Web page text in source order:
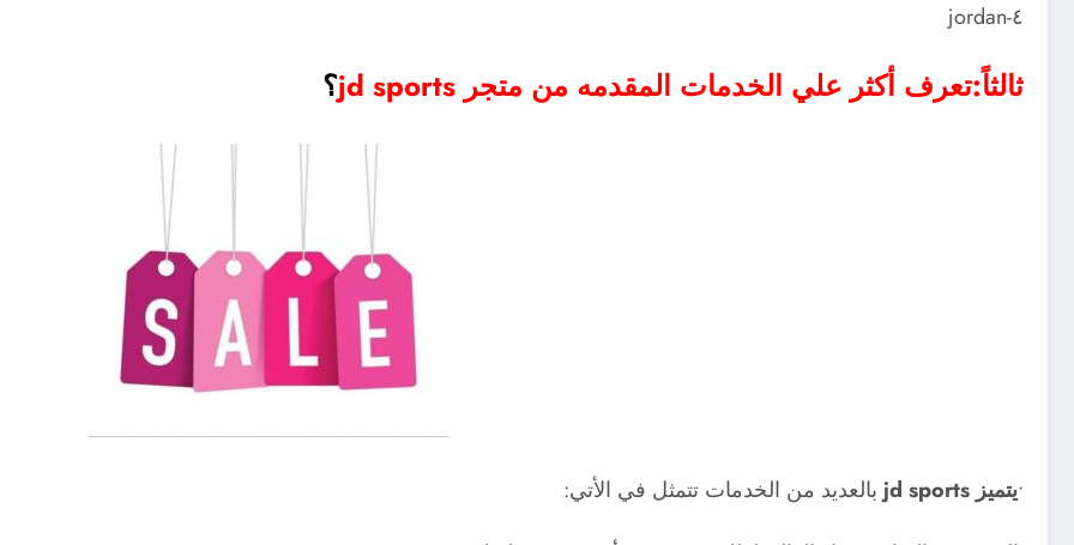
٤-jordan
ثالثاً:تعرف أكثر علي الخدمات المقدمه من متجر jd sports ؟
•يتميز jd sports بالعديد من الخدمات تتمثل في الأتي: